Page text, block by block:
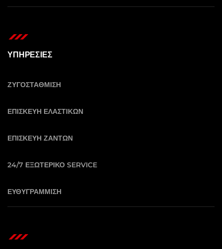
ΥΠΗΡΕΣΙΕΣ
ΖΥΓΟΣΤΑΘΜΙΣΗ
ΕΠΙΣΚΕΥΗ ΕΛΑΣΤΙΚΩΝ
ΕΠΙΣΚΕΥΗ ΖΑΝΤΩΝ
24/7 ΕΞΩΤΕΡΙΚΟ SERVICE
ΕΥΘΥΓΡΑΜΜΙΣΗ